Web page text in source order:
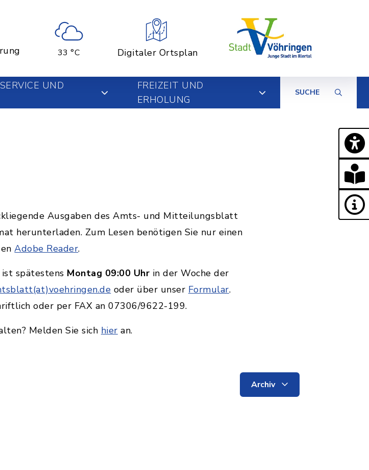
33 °C Digitaler Ortsplan
UND
FREIZEIT UND
ERHOLUNG
SUCHE
Ausgaben des Amts- und Mitteilungsblatt
herunterladen. Zum Lesen benötigen Sie nur einen
Adobe Reader.
spätestens Montag 09:00 Uhr in der Woche der
oder über unser Formular.
oder per FAX an 07306/9622-199.
Melden Sie sich hier an.
Archiv